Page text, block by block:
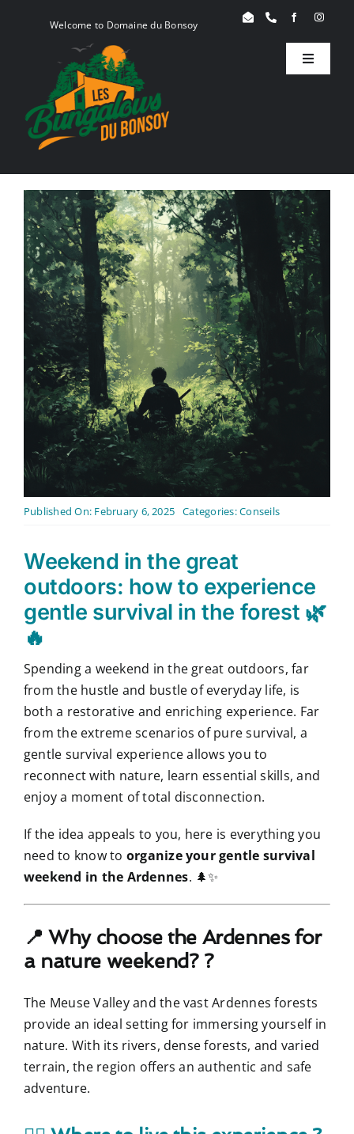
Welcome to Domaine du Bonsoy
Toggle
Birdy
Woody
Serenity
Book
Contact
English
Published On: February 6, 2025 Categories:Conseils
Weekend in the great
outdoors: how to experience
gentle survival in the forest 🌿
🔥
Spending a weekend in the great outdoors, far
from the hustle and bustle of everyday life, is
both a restorative and enriching experience. Far
from the extreme scenarios of pure survival, a
gentle survival experience allows you to
reconnect with nature, learn essential skills, and
enjoy a moment of total disconnection.
If the idea appeals to you, here is everything you
need to know to organize your gentle survival
weekend in the Ardennes. 🌲✨
📍 Why choose the Ardennes for
a nature weekend? ?
The Meuse Valley and the vast Ardennes forests
provide an ideal setting for immersing yourself in
nature. With its rivers, dense forests, and varied
terrain, the region offers an authentic and safe
adventure.